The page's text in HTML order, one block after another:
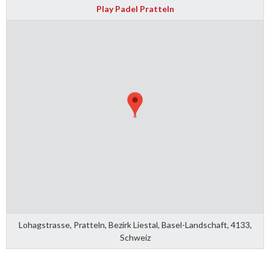
Play Padel Pratteln
Lohagstrasse, Pratteln, Bezirk Liestal, Basel-Landschaft, 4133,
Schweiz